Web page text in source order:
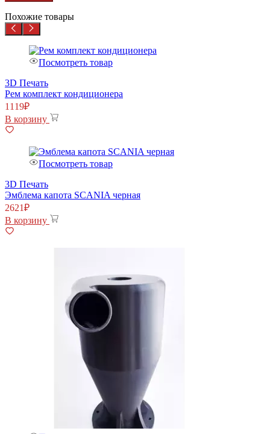
Похожие товары
Посмотреть товар
3D Печать
Рем комплект кондиционера
1119₽
В корзину
Посмотреть товар
3D Печать
Эмблема капота SCANIA черная
2621₽
В корзину